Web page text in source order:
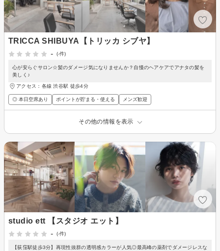
TRICCA SHIBUYA【トリッカ シブヤ】
-
(-件)
心が安らぐサロン☆髪のダメージ気になりませんか？自慢のヘアケアでアナタの髪を
美しく♪
アクセス：各線 渋谷駅 徒歩4分
◎ 本日空席あり ポイントが貯まる・使える メンズ歓迎
その他の情報を表示
studio ett 【スタジオ エット】
-
(-件)
【荻窪駅徒歩3分】再現性抜群の透明感カラーが人気◎最高峰の薬剤でダメージレスな